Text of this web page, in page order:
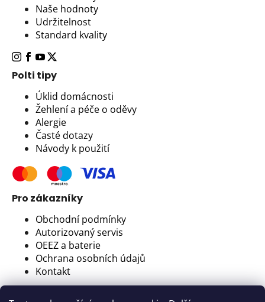
Naše hodnoty
Udržitelnost
Standard kvality
Polti tipy
Úklid domácnosti
Žehlení a péče o oděvy
Alergie
Časté dotazy
Návody k použití
Pro zákazníky
Obchodní podmínky
Autorizovaný servis
OEEZ a baterie
Ochrana osobních údajů
Kontakt
Newsletter